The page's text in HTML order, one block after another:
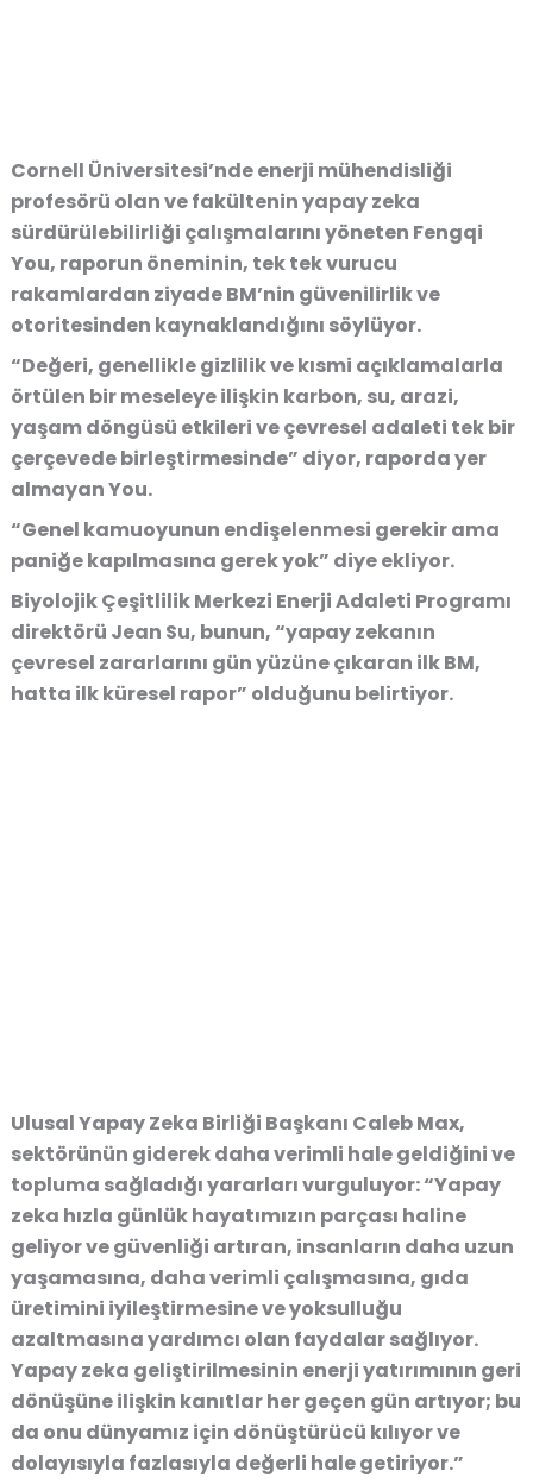
Cornell Üniversitesi’nde enerji mühendisliği
profesörü olan ve fakültenin yapay zeka
sürdürülebilirliği çalışmalarını yöneten Fengqi
You, raporun öneminin, tek tek vurucu
rakamlardan ziyade BM’nin güvenilirlik ve
otoritesinden kaynaklandığını söylüyor.
“Değeri, genellikle gizlilik ve kısmi açıklamalarla
örtülen bir meseleye ilişkin karbon, su, arazi,
yaşam döngüsü etkileri ve çevresel adaleti tek bir
çerçevede birleştirmesinde” diyor, raporda yer
almayan You.
“Genel kamuoyunun endişelenmesi gerekir ama
paniğe kapılmasına gerek yok” diye ekliyor.
Biyolojik Çeşitlilik Merkezi Enerji Adaleti Programı
direktörü Jean Su, bunun, “yapay zekanın
çevresel zararlarını gün yüzüne çıkaran ilk BM,
hatta ilk küresel rapor” olduğunu belirtiyor.
Ulusal Yapay Zeka Birliği Başkanı Caleb Max,
sektörünün giderek daha verimli hale geldiğini ve
topluma sağladığı yararları vurguluyor: “Yapay
zeka hızla günlük hayatımızın parçası haline
geliyor ve güvenliği artıran, insanların daha uzun
yaşamasına, daha verimli çalışmasına, gıda
üretimini iyileştirmesine ve yoksulluğu
azaltmasına yardımcı olan faydalar sağlıyor.
Yapay zeka geliştirilmesinin enerji yatırımının geri
dönüşüne ilişkin kanıtlar her geçen gün artıyor; bu
da onu dünyamız için dönüştürücü kılıyor ve
dolayısıyla fazlasıyla değerli hale getiriyor.”